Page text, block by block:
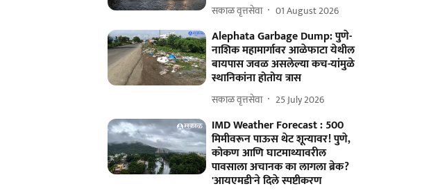
सकाळ वृत्तसेवा 01 August 2026
Alephata Garbage Dump: पुणे-
नाशिक महामार्गावर आळेफाटा येथील
बायपास जवळ असलेल्या कच-यांमुळे
स्थानिकांना होतोय त्रास
सकाळ वृत्तसेवा 25 July 2026
IMD Weather Forecast : 500
मिमीवरून पाऊस थेट शून्यावर! पुणे,
कोकण आणि घाटमाथ्यावरील
पावसाला अचानक का लागला ब्रेक?
'आयएमडी'ने दिले स्पष्टीकरण